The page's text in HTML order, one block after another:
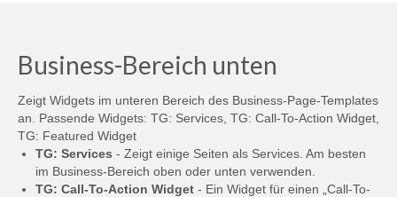
Business-Bereich unten
Zeigt Widgets im unteren Bereich des Business-Page-Templates
an. Passende Widgets: TG: Services, TG: Call-To-Action Widget,
TG: Featured Widget
TG: Services - Zeigt einige Seiten als Services. Am besten
im Business-Bereich oben oder unten verwenden.
TG: Call-To-Action Widget - Ein Widget für einen „Call-To-